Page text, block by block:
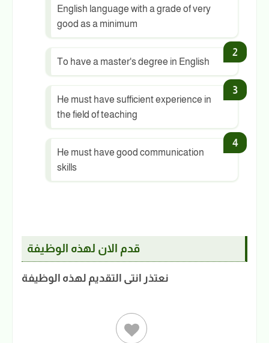
English language with a grade of very
good as a minimum
To have a master's degree in English
He must have sufficient experience in
the field of teaching
He must have good communication
skills
قدم الان لهذه الوظيفة
نعتذر انتى التقديم لهذه الوظيفة